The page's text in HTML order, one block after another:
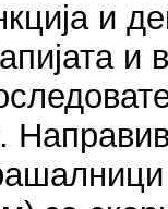
и
и